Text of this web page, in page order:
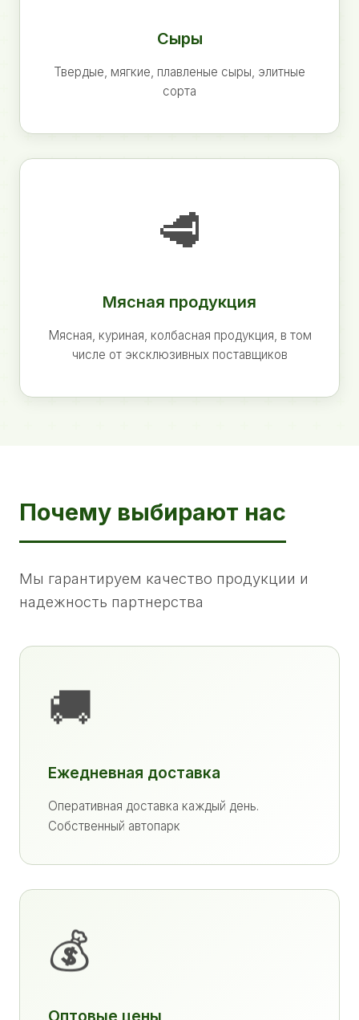
Сыры
Твердые, мягкие, плавленые сыры, элитные
сорта
🥩
Мясная продукция
Мясная, куриная, колбасная продукция, в том
числе от эксклюзивных поставщиков
Почему выбирают нас
Мы гарантируем качество продукции и
надежность партнерства
🚚
Ежедневная доставка
Оперативная доставка каждый день.
Собственный автопарк
💰
Оптовые цены